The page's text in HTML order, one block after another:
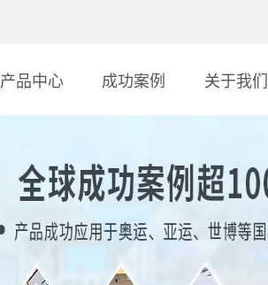
产品中心 成功案例 关于我们